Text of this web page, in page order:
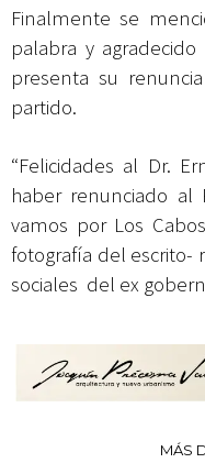
Finalmente se
palabra y
presenta su
partido.
“Felicidades al Dr.
haber renunciado al
vamos por Los
fotografía del escrito-
sociales del ex
MÁS